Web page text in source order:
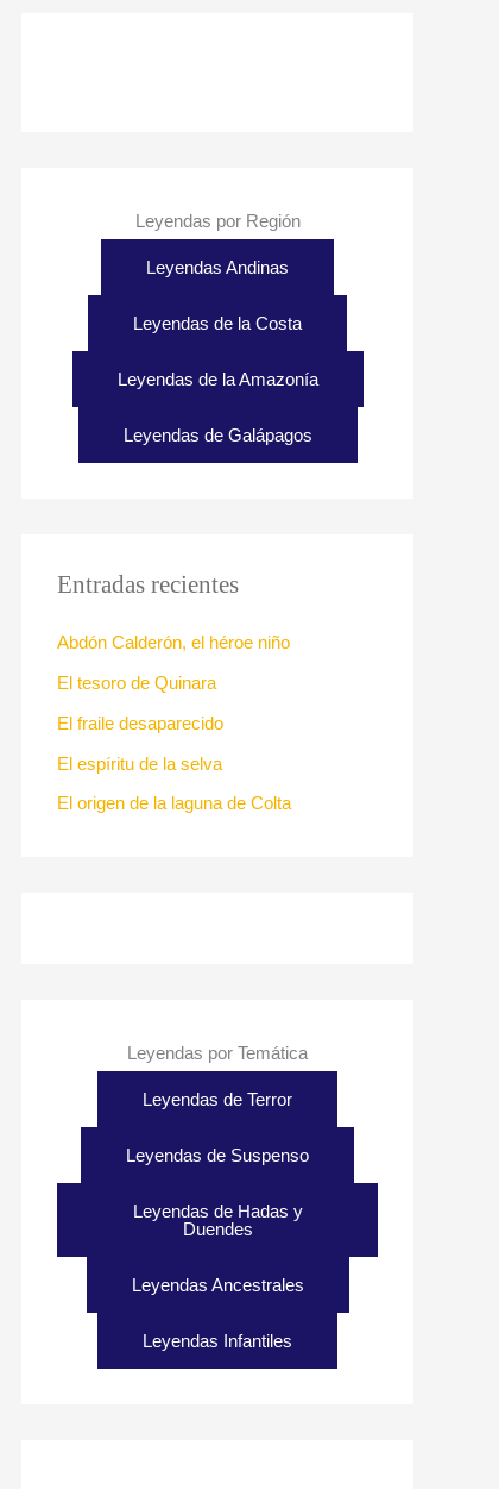
Leyendas por Región
Leyendas Andinas
Leyendas de la Costa
Leyendas de la Amazonía
Leyendas de Galápagos
Entradas recientes
Abdón Calderón, el héroe niño
El tesoro de Quinara
El fraile desaparecido
El espíritu de la selva
El origen de la laguna de Colta
Leyendas por Temática
Leyendas de Terror
Leyendas de Suspenso
Leyendas de Hadas y
Duendes
Leyendas Ancestrales
Leyendas Infantiles